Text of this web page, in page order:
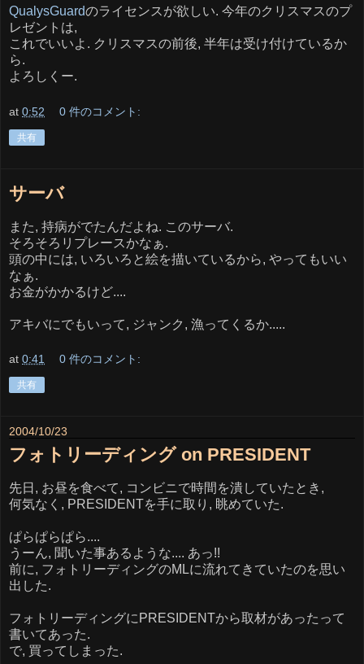
QualysGuardのライセンスが欲しい. 今年のクリスマスのプ
レゼントは,
これでいいよ. クリスマスの前後, 半年は受け付けているか
ら.
よろしくー.
at 0:52 0 件のコメント:
共有
サーバ
また, 持病がでたんだよね. このサーバ.
そろそろリプレースかなぁ.
頭の中には, いろいろと絵を描いているから, やってもいい
なぁ.
お金がかかるけど....
アキバにでもいって, ジャンク, 漁ってくるか.....
at 0:41 0 件のコメント:
共有
2004/10/23
フォトリーディング on PRESIDENT
先日, お昼を食べて, コンビニで時間を潰していたとき,
何気なく, PRESIDENTを手に取り, 眺めていた.
ぱらぱらぱら....
うーん, 聞いた事あるような.... あっ!!
前に, フォトリーディングのMLに流れてきていたのを思い
出した.
フォトリーディングにPRESIDENTから取材があったって
書いてあった.
で, 買ってしまった.